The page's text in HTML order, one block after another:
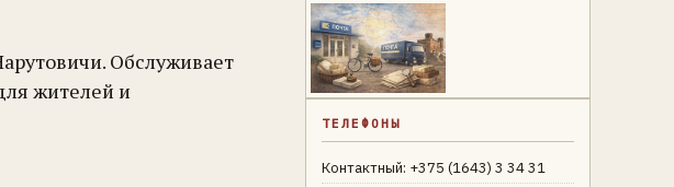
Обслуживает
жителей и
ТЕЛЕФОНЫ
Контактный: +375 (1643) 3 34 31